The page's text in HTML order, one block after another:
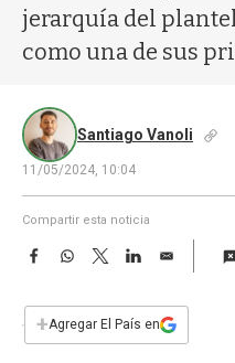
jerarquía del
como una de sus
Santiago Vanoli
11/05/2024, 10:04
Compartir esta noticia
F
e
b
W
s
T
w
t
L
E
i
l
+Agregar El País en